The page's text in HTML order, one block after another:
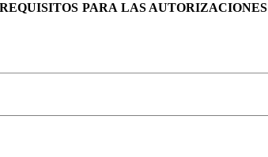
PARA LAS AUTORIZACIONES